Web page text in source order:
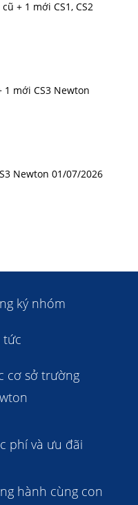
+ 1 mới CS1, CS2
mới CS3 Newton
Newton 01/07/2026
ký nhóm
tức
cơ sở trường
phí và ưu đãi
hành cùng con